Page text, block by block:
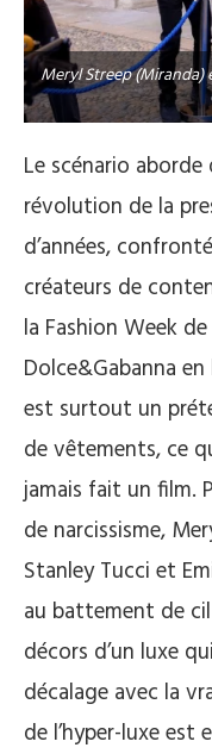
Meryl Streep (Miranda)
Le scénario
révolution de la
d’années,
créateurs de
la Fashion Week
Dolce&Gabanna
est surtout un
de vêtements, ce
jamais fait un film.
de narcissisme,
Stanley Tucci et
au battement de
décors d’un luxe
décalage avec la
de l’hyper-luxe